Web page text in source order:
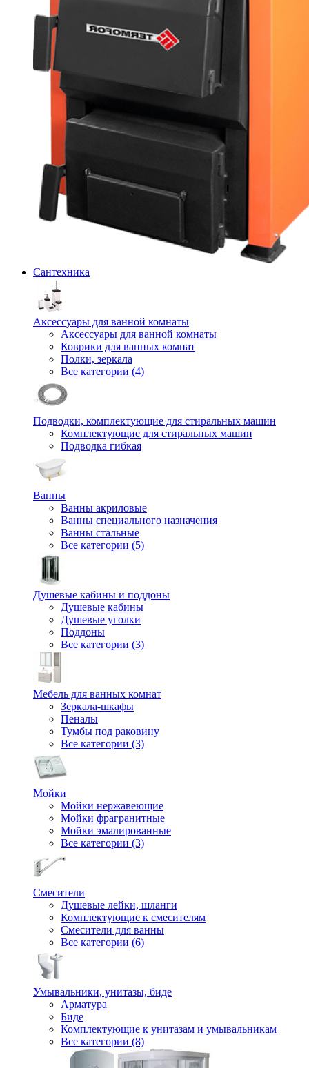
Сантехника
Аксессуары для ванной комнаты
Аксессуары для ванной комнаты
Коврики для ванных комнат
Полки, зеркала
Все категории (4)
Подводки, комплектующие для стиральных машин
Комплектующие для стиральных машин
Подводка гибкая
Ванны
Ванны акриловые
Ванны специального назначения
Ванны стальные
Все категории (5)
Душевые кабины и поддоны
Душевые кабины
Душевые уголки
Поддоны
Все категории (3)
Мебель для ванных комнат
Зеркала-шкафы
Пеналы
Тумбы под раковину
Все категории (3)
Мойки
Мойки нержавеющие
Мойки фрагранитные
Мойки эмалированные
Все категории (3)
Смесители
Душевые лейки, шланги
Комплектующие к смесителям
Смесители для ванны
Все категории (6)
Умывальники, унитазы, биде
Арматура
Биде
Комплектующие к унитазам и умывальникам
Все категории (8)